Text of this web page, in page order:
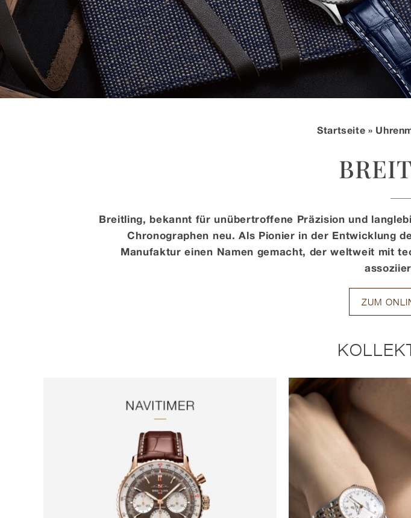
Startseite »
Breitling, bekannt für unübertroffene Präzision und
Chronographen neu. Als Pionier in der Entwicklung
Manufaktur einen Namen gemacht, der weltweit mit
ZUM